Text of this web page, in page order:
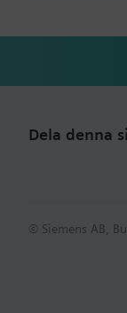
Dela denna
© Siemens AB,